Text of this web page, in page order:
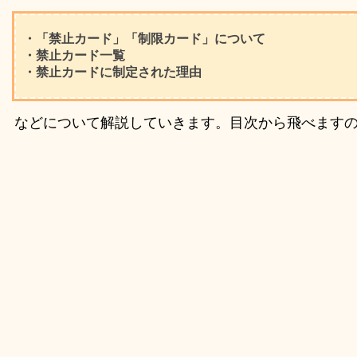
・「禁止カード」「制限カード」について
・禁止カード一覧
・禁止カードに制定された理由
などについて解説していきます。目次から飛べます